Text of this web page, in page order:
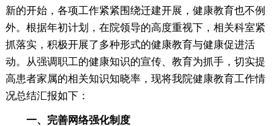
新的开始，各项工作紧紧围绕迁建开展，健康教育也不例
外。根据年初计划，在院领导的高度重视下，相关科室紧
抓落实，积极开展了多种形式的健康教育与健康促进活
动。从强调职工的健康知识的宣传、教育为抓手，切实提
高患者家属的相关知识知晓率，现将我院健康教育工作情
况总结汇报如下：
一、完善网络强化制度